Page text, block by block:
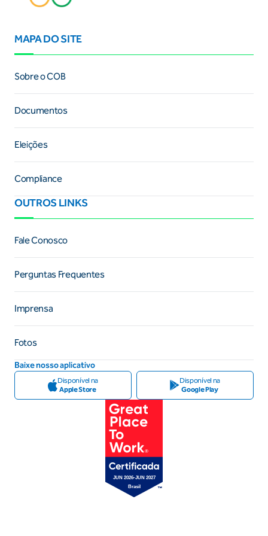
MAPA DO SITE
Sobre o COB
Documentos
Eleições
Compliance
OUTROS LINKS
Fale Conosco
Perguntas Frequentes
Imprensa
Fotos
Baixe nosso aplicativo
Disponível na
Apple Store
Disponível na
Google Play